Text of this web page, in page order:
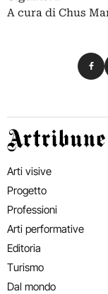
A cura di Chus
Artribune
Arti visive
Progetto
Professioni
Arti performative
Editoria
Turismo
Dal mondo